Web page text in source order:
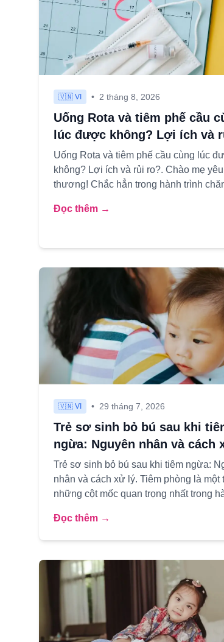
🇻🇳 VI • 2 tháng 8, 2026
Uống Rota và tiêm phế cầu
lúc được không? Lợi ích và
Uống Rota và tiêm phế cầu cùng lúc
không? Lợi ích và rủi ro?. Chào mẹ yêu
thương! Chắc hẳn trong hành trình
Đọc thêm →
🇻🇳 VI • 29 tháng 7, 2026
Trẻ sơ sinh bỏ bú sau khi
ngừa: Nguyên nhân và cách
Trẻ sơ sinh bỏ bú sau khi tiêm ngừa:
nhân và cách xử lý. Tiêm phòng là một
những cột mốc quan trọng nhất trong
Đọc thêm →